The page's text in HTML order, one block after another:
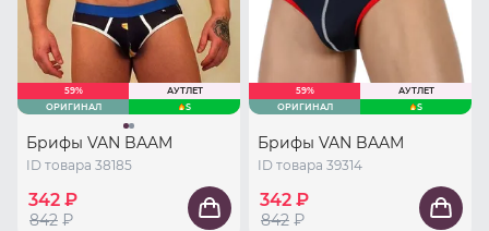
59%
АУТЛЕТ
ОРИГИНАЛ
S
Брифы VAN BAAM
ID товара 38185
342 ₽
842 ₽
59%
АУТЛЕТ
ОРИГИНАЛ
S
Брифы VAN BAAM
ID товара 39314
342 ₽
842 ₽